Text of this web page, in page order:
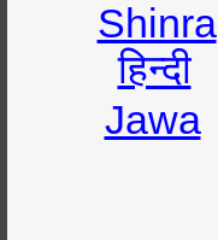
Shinra
हिन्दी
Jawa